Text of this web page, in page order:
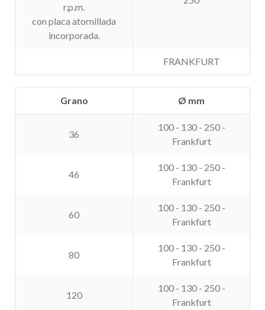
r.p.m.
con placa atornillada
incorporada.
FRANKFURT
Grano Ø mm
36
100 - 130 - 250 -
Frankfurt
46
100 - 130 - 250 -
Frankfurt
60
100 - 130 - 250 -
Frankfurt
80
100 - 130 - 250 -
Frankfurt
120
100 - 130 - 250 -
Frankfurt